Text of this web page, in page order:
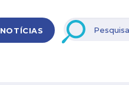
NOTÍCIAS